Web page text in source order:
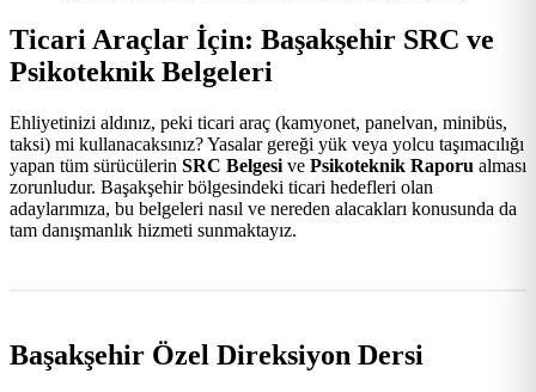
Ticari Araçlar İçin: Başakşehir SRC ve
Psikoteknik Belgeleri
Ehliyetinizi aldınız, peki ticari araç (kamyonet, panelvan, minibüs,
taksi) mi kullanacaksınız? Yasalar gereği yük veya yolcu taşımacılığı
yapan tüm sürücülerin SRC Belgesi ve Psikoteknik Raporu alması
zorunludur. Başakşehir bölgesindeki ticari hedefleri olan
adaylarımıza, bu belgeleri nasıl ve nereden alacakları konusunda da
tam danışmanlık hizmeti sunmaktayız.
Başakşehir Özel Direksiyon Dersi